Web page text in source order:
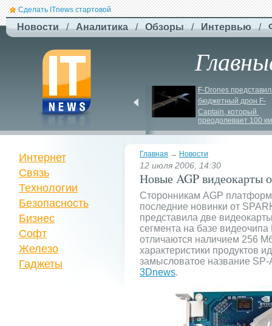
Сделать ITnews стартовой
Новости / Аналитика / Обзоры / Интервью /
нової серії станцій -
STREAM 5000
F-Drones
бюджетный дрон F-
Сaptain, который
преодолевает 100 км
Главная → Новости
12 июля 2006, 14:30
Новые AGP видеокарты
Сторонникам AGP
последние новинки от
представила две
сегмента на базе
отличаются наличием 256
характеристики продуктов
замысловатое название
3Dnews.
Интернет
Связь
Технологии
Безопасность
Бизнес
Софт
Железо
Гаджеты